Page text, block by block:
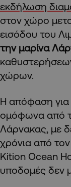
εκδήλωση
στον χώρο
εισόδου του
την μαρίνα
χώρων.
Η απόφαση για
ομόφωνα από
Λάρνακας, με
χρόνια από
Kition Ocean
υποδομές δεν